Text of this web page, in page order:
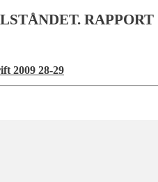
2009 28-29